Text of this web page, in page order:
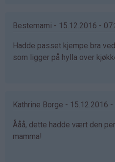
Bestemami - 15.12.2016 -
Hadde passet kjempe bra
som ligger på hylla over
Kathrine Borge - 15.12.2016 -
Ååå, dette hadde vært den
mamma!